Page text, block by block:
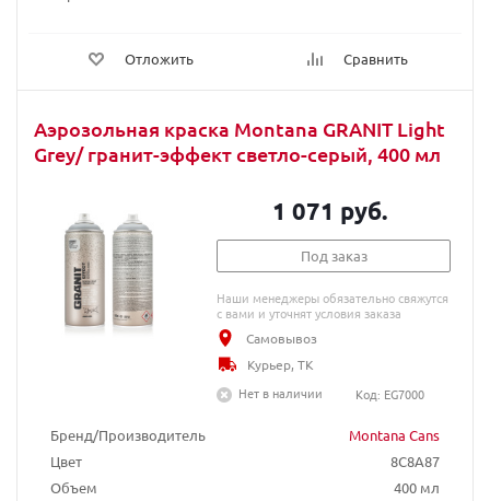
Отложить Сравнить
Аэрозольная краска Montana GRANIT Light
Grey/ гранит-эффект светло-серый, 400 мл
Бренд/Производитель
Montana Cans
Цвет
8C8A87
Объем
400 мл
1 071 руб.
Под заказ
Наши менеджеры обязательно свяжутся
с вами и уточнят условия заказа
Самовывоз
Курьер, ТК
Нет в наличии
Код: EG7000